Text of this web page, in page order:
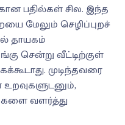
பதில்கள் சில. இந்த
மேலும் செழிப்புறச்
தாயகம்
சென்று வீட்டிற்குள்
முடிந்தவரை
வளர்த்து